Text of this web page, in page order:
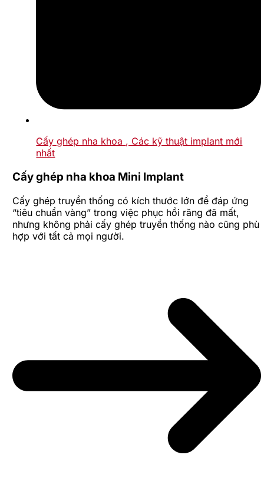
Cấy ghép nha khoa , Các kỹ thuật implant mới
nhất
Cấy ghép nha khoa Mini Implant
Cấy ghép truyền thống có kích thước lớn để đáp ứng
“tiêu chuẩn vàng” trong việc phục hồi răng đã mất,
nhưng không phải cấy ghép truyền thống nào cũng phù
hợp với tất cả mọi người.